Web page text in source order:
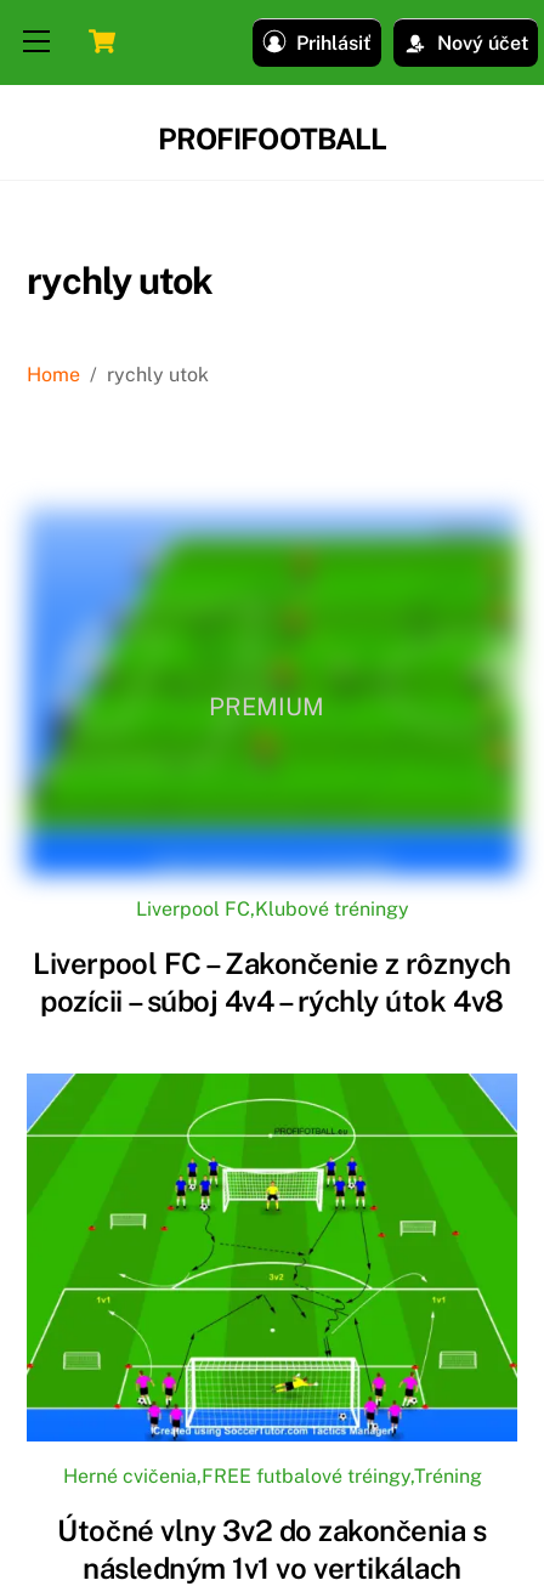
Prihlásiť Nový účet
Menu
PROFIFOOTBALL
rychly utok
Home / rychly utok
PREMIUM
Liverpool FC,Klubové tréningy
Liverpool FC – Zakončenie z rôznych
pozícii – súboj 4v4 – rýchly útok 4v8
Herné cvičenia,FREE futbalové tréingy,Tréning
Útočné vlny 3v2 do zakončenia s
následným 1v1 vo vertikálach